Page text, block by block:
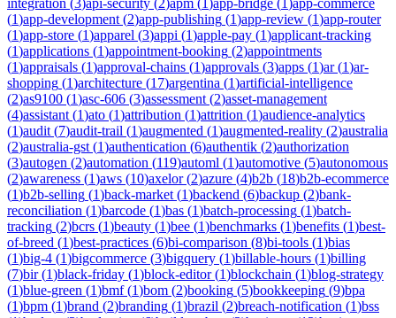
(1)app-development (2)app-publishing (1)app-review (1)app-router
(1)app-store (1)apparel (3)appi (1)apple-pay (1)applicant-tracking
(1)applications (1)appointment-booking (2)appointments
(1)appraisals (1)approval-chains (1)approvals (3)apps (1)ar(1)ar-
shopping (1)architecture (17)argentina (1)artificial-intelligence
(2)as9100 (1)asc-606 (3)assessment (2)asset-management
(4)assistant (1)ato (1)attribution (1)attrition (1)audience-analytics
(1)audit (7)audit-trail (1)augmented (1)augmented-reality (2)australia
(2)australia-gst (1)authentication (6)authentik (2)authorization
(3)autogen (2)automation (119)automl (1)automotive (5)autonomous
(2)awareness (1)aws (10)axelor(2)azure (4)b2b (18)b2b-ecommerce
(1)b2b-selling (1)back-market (1)backend (6)backup (2)bank-
reconciliation (1)barcode (1)bas (1)batch-processing (1)batch-
tracking (2)bcrs (1)beauty (1)bee (1)benchmarks (1)benefits (1)best-
of-breed (1)best-practices (6)bi-comparison (8)bi-tools (1)bias
(1)big-4 (1)bigcommerce (3)bigquery (1)billable-hours (1)billing
(7)bir(1)black-friday (1)block-editor(1)blockchain (1)blog-strategy
(1)blue-green (1)bmf(1)bom (2)booking (5)bookkeeping (9)bpa
(1)bpm (1)brand (2)branding (1)brazil (2)breach-notification (1)bss